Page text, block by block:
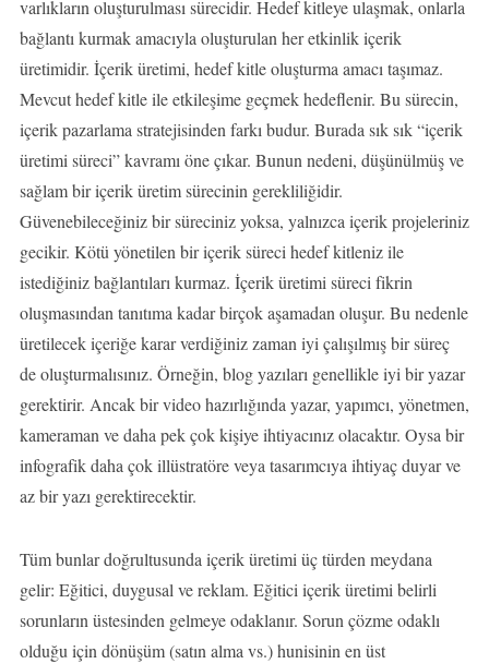
varlıkların oluşturulması sürecidir. Hedef kitleye ulaşmak, onlarla
bağlantı kurmak amacıyla oluşturulan her etkinlik içerik
üretimidir. İçerik üretimi, hedef kitle oluşturma amacı taşımaz.
Mevcut hedef kitle ile etkileşime geçmek hedeflenir. Bu sürecin,
içerik pazarlama stratejisinden farkı budur. Burada sık sık “içerik
üretimi süreci” kavramı öne çıkar. Bunun nedeni, düşünülmüş ve
sağlam bir içerik üretim sürecinin gerekliliğidir.
Güvenebileceğiniz bir süreciniz yoksa, yalnızca içerik projeleriniz
gecikir. Kötü yönetilen bir içerik süreci hedef kitleniz ile
istediğiniz bağlantıları kurmaz. İçerik üretimi süreci fikrin
oluşmasından tanıtıma kadar birçok aşamadan oluşur. Bu nedenle
üretilecek içeriğe karar verdiğiniz zaman iyi çalışılmış bir süreç
de oluşturmalısınız. Örneğin, blog yazıları genellikle iyi bir yazar
gerektirir. Ancak bir video hazırlığında yazar, yapımcı, yönetmen,
kameraman ve daha pek çok kişiye ihtiyacınız olacaktır. Oysa bir
infografik daha çok illüstratöre veya tasarımcıya ihtiyaç duyar ve
az bir yazı gerektirecektir.
Tüm bunlar doğrultusunda içerik üretimi üç türden meydana
gelir: Eğitici, duygusal ve reklam. Eğitici içerik üretimi belirli
sorunların üstesinden gelmeye odaklanır. Sorun çözme odaklı
olduğu için dönüşüm (satın alma vs.) hunisinin en üst